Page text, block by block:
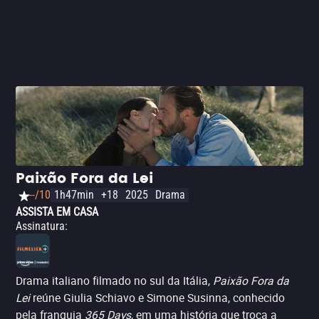
Paixão Fora da Lei
--/10 1h47min +18 2025 Drama
ASSISTA EM CASA
Assinatura:
Drama italiano filmado no sul da Itália, Paixão Fora da
Leireúne Giulia Schiavo e Simone Susinna, conhecido
pela franquia 365 Days, em uma história que troca a